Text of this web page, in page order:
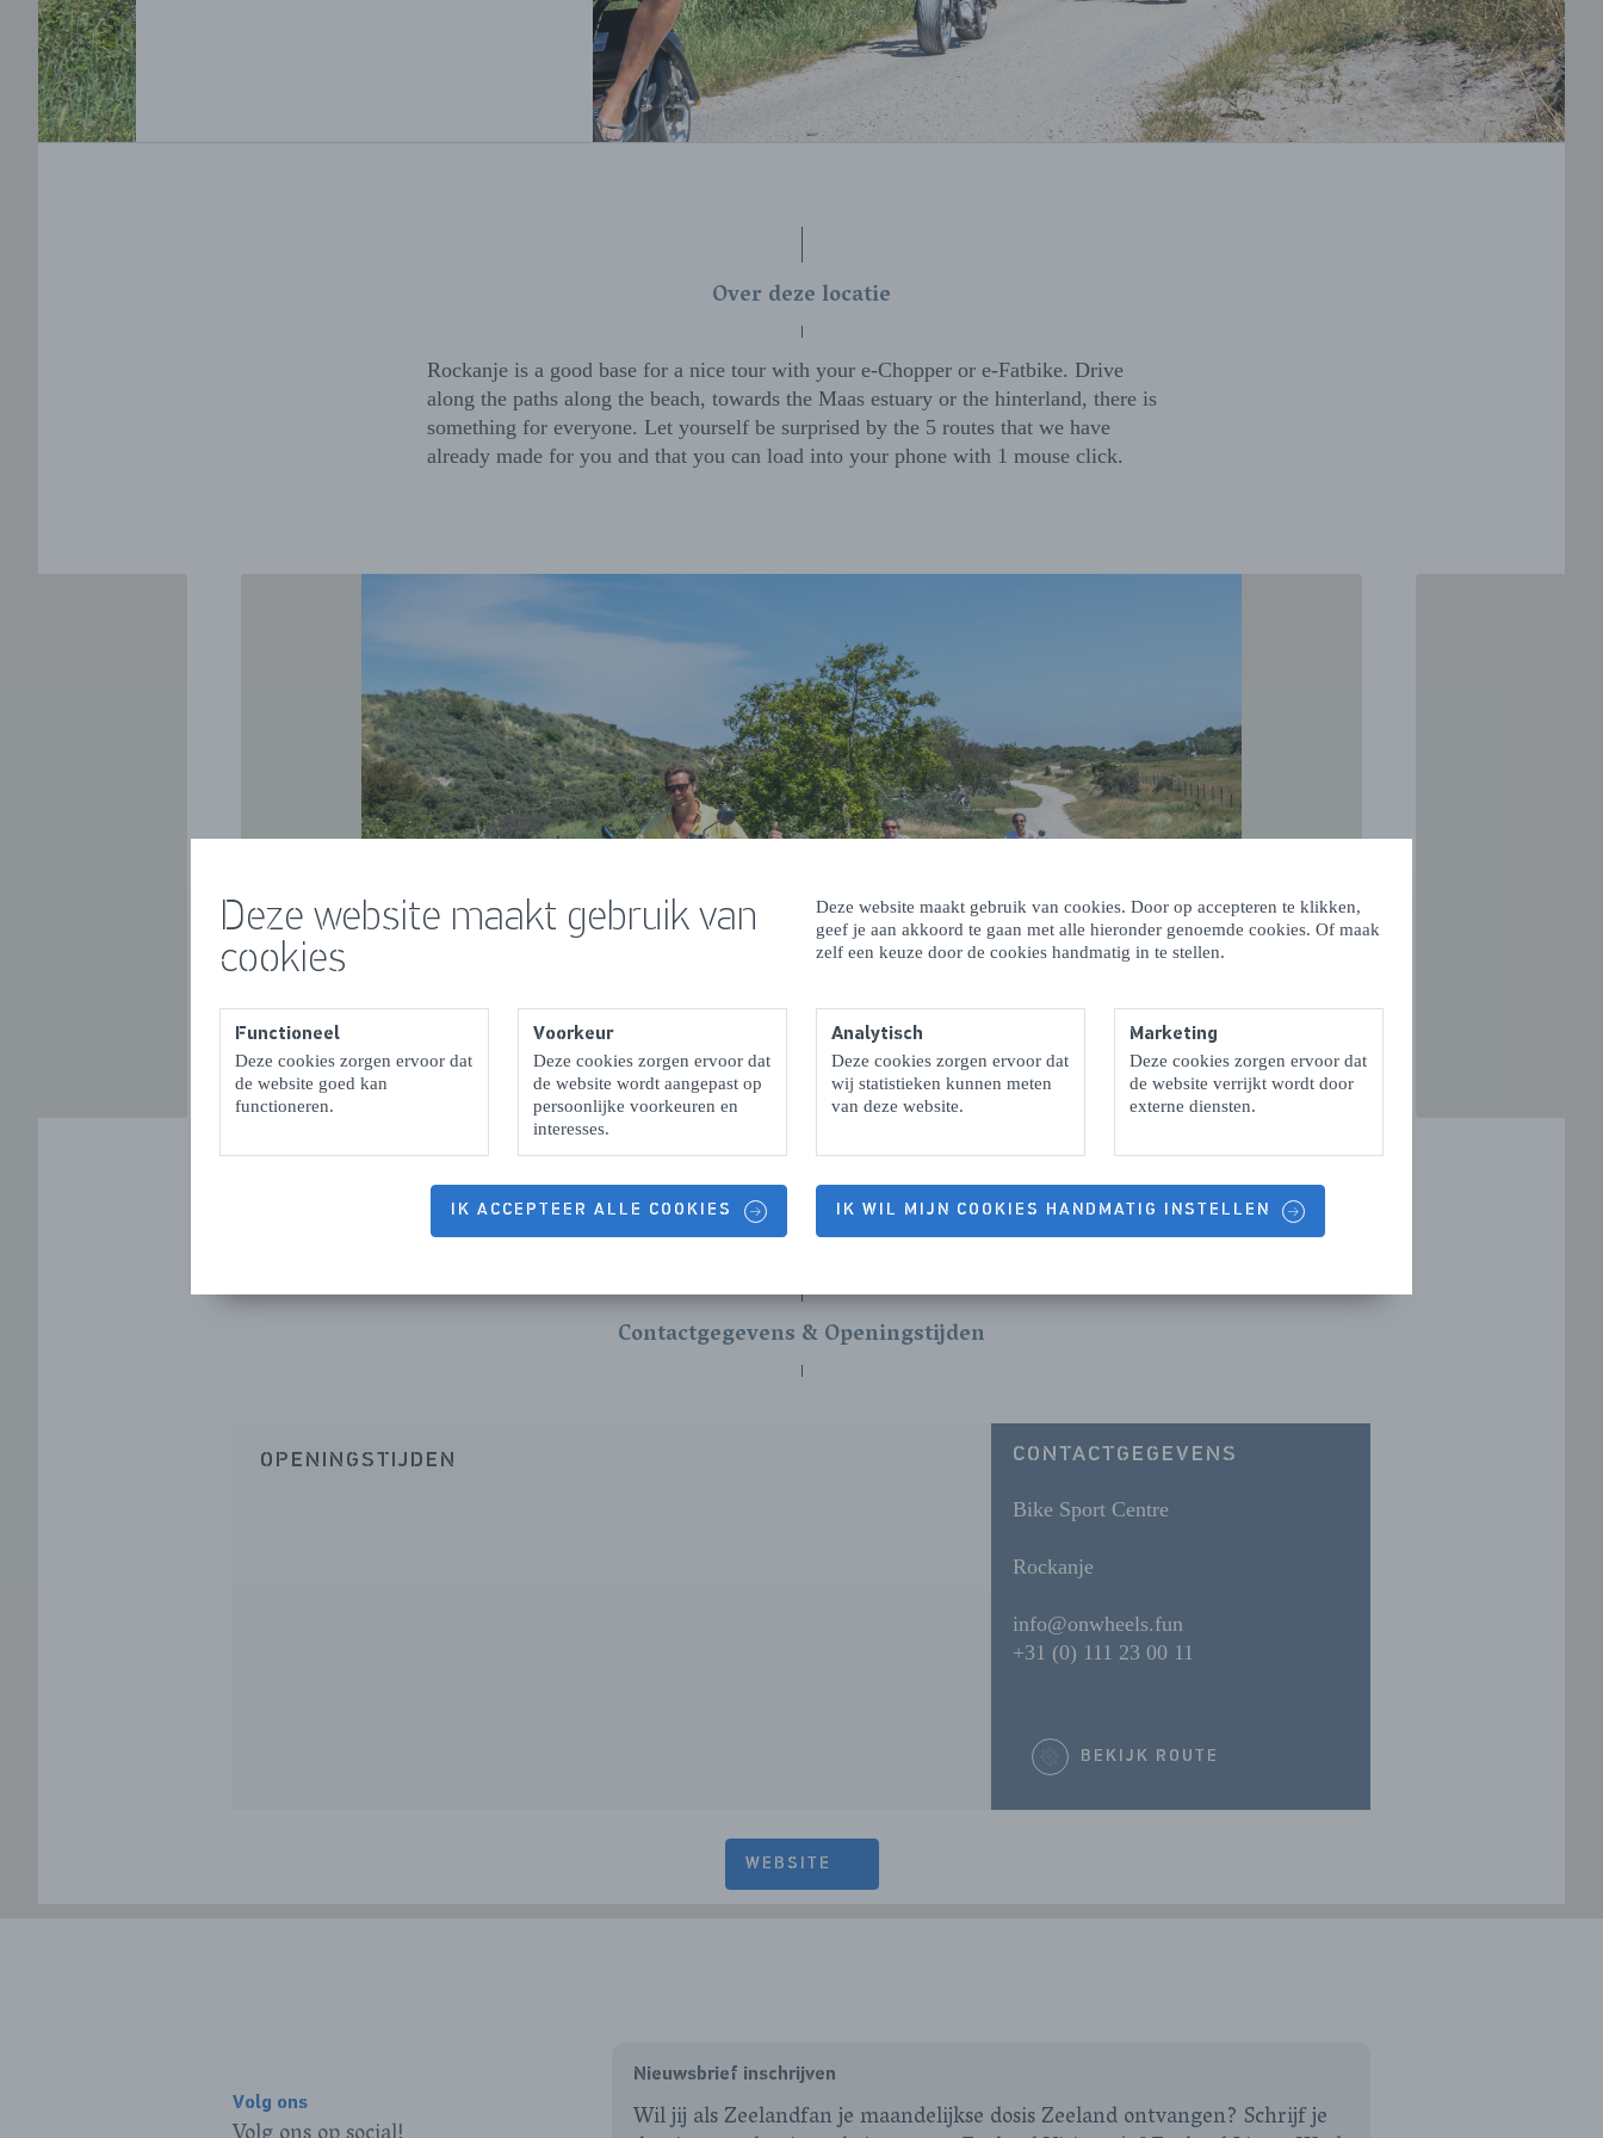
Deze website maakt gebruik van
cookies
Deze website maakt gebruik van cookies. Door op accepteren te klikken,
geef je aan akkoord te gaan met alle hieronder genoemde cookies. Of maak
zelf een keuze door de cookies handmatig in te stellen.
Functioneel
Deze cookies zorgen ervoor dat
de website goed kan
functioneren.
Voorkeur
Deze cookies zorgen ervoor dat
de website wordt aangepast op
persoonlijke voorkeuren en
interesses.
Analytisch
Deze cookies zorgen ervoor dat
wij statistieken kunnen meten
van deze website.
Marketing
Deze cookies zorgen ervoor dat
de website verrijkt wordt door
externe diensten.
IK ACCEPTEER ALLE COOKIES IK WIL MIJN COOKIES HANDMATIG INSTELLEN
Over deze locatie
Rockanje is a good base for a nice tour with your e-Chopper or e-Fatbike. Drive
along the paths along the beach, towards the Maas estuary or the hinterland, there is
something for everyone. Let yourself be surprised by the 5 routes that we have
already made for you and that you can load into your phone with 1 mouse click.
Contactgegevens & Openingstijden
OPENINGSTIJDEN CONTACTGEGEVENS
Bike Sport Centre
Rockanje
info@onwheels.fun
+31 (0) 111 23 00 11
BEKIJK ROUTE
WEBSITE
Volg ons
Nieuwsbrief inschrijven
Wil jij als Zeelandfan je maandelijkse dosis Zeeland ontvangen? Schrijf je